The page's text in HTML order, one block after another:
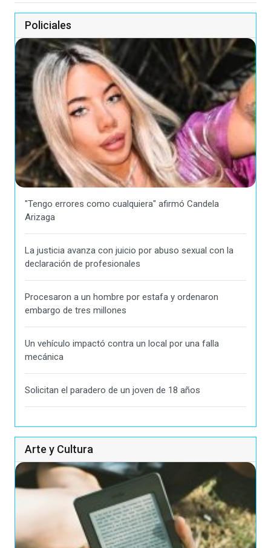
Policiales
"Tengo errores como cualquiera" afirmó Candela
Arizaga
La justicia avanza con juicio por abuso sexual con la
declaración de profesionales
Procesaron a un hombre por estafa y ordenaron
embargo de tres millones
Un vehículo impactó contra un local por una falla
mecánica
Solicitan el paradero de un joven de 18 años
Arte y Cultura